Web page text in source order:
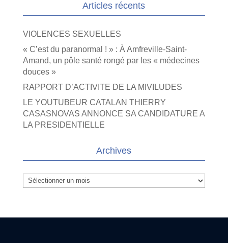
Articles récents
VIOLENCES SEXUELLES
« C’est du paranormal ! » : À Amfreville-Saint-
Amand, un pôle santé rongé par les « médecines
douces »
RAPPORT D’ACTIVITE DE LA MIVILUDES
LE YOUTUBEUR CATALAN THIERRY
CASASNOVAS ANNONCE SA CANDIDATURE A
LA PRESIDENTIELLE
Archives
Archives